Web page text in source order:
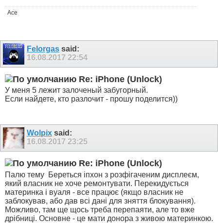
Ace
Felorgas said:
16.08.2017 22:54
Re: iPhone (Unlock)
У меня 5 лежит залоченый забугорный.
Если найдете, кто разлочит - прошу поделится))
Wolpix said:
16.08.2017 23:25
Re: iPhone (Unlock)
Палю тему Береться іпхон з розфігаченим дисплеєм,
який власник не хоче ремонтувати. Перекидується
материнка і вуаля - все працює (якщо власник не
заблокував, або дав всі дані для зняття блокування).
Можливо, там ще щось треба перепаяти, але то вже
дрібниці. Основне - це мати донора з живою материнкою.